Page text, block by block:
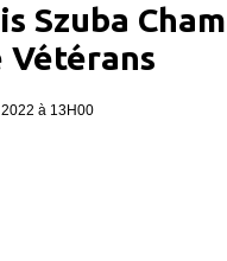
Szuba
Vétérans
à 13H00